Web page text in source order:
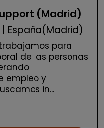
(Madrid)
| España(Madrid)
para
de las personas
empleo y
in...